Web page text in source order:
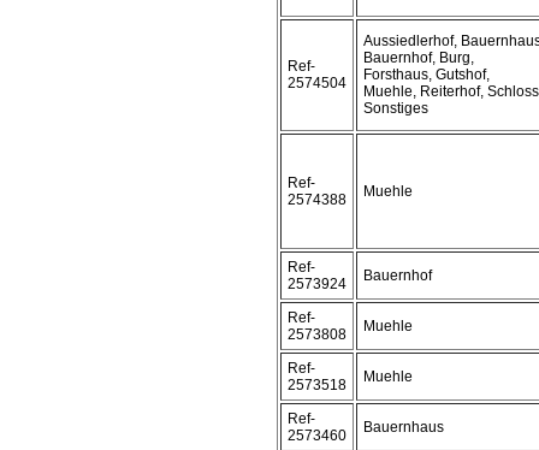
Ref-
2574504
Aussiedlerhof,
Bauernhof, Burg,
Forsthaus, Gutshof,
Muehle, Reiterhof,
Sonstiges
Ref-
2574388
Muehle
Ref-
2573924
Bauernhof
Ref-
2573808
Muehle
Ref-
2573518
Muehle
Ref-
2573460
Bauernhaus